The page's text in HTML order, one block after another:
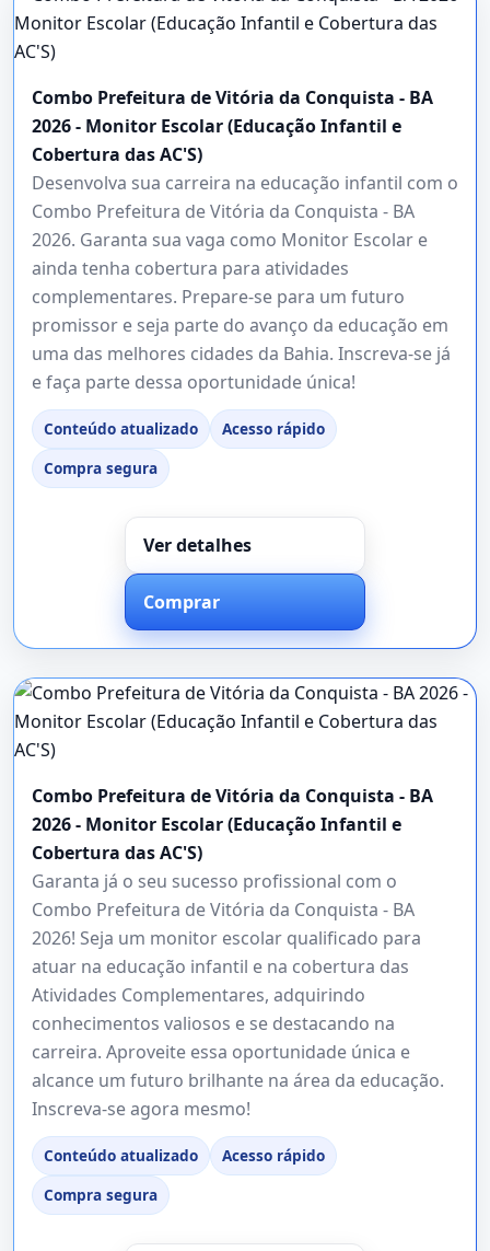
Combo Prefeitura de Vitória da Conquista - BA
2026 - Monitor Escolar (Educação Infantil e
Cobertura das AC'S)
Desenvolva sua carreira na educação infantil com o
Combo Prefeitura de Vitória da Conquista - BA
2026. Garanta sua vaga como Monitor Escolar e
ainda tenha cobertura para atividades
complementares. Prepare-se para um futuro
promissor e seja parte do avanço da educação em
uma das melhores cidades da Bahia. Inscreva-se já
e faça parte dessa oportunidade única!
Conteúdo atualizado
Acesso rápido
Compra segura
Ver detalhes
Comprar
Combo Prefeitura de Vitória da Conquista - BA
2026 - Monitor Escolar (Educação Infantil e
Cobertura das AC'S)
Garanta já o seu sucesso profissional com o
Combo Prefeitura de Vitória da Conquista - BA
2026! Seja um monitor escolar qualificado para
atuar na educação infantil e na cobertura das
Atividades Complementares, adquirindo
conhecimentos valiosos e se destacando na
carreira. Aproveite essa oportunidade única e
alcance um futuro brilhante na área da educação.
Inscreva-se agora mesmo!
Conteúdo atualizado
Acesso rápido
Compra segura